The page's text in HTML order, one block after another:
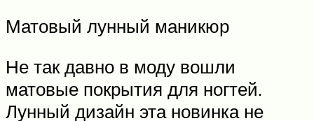
Матовый лунный маникюр
Не так давно в моду вошли
матовые покрытия для ногтей.
Лунный дизайн эта новинка не